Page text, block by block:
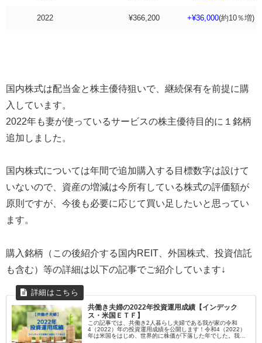
2022 ¥366,200 +¥36,000(約10％増)
国内株式は配当金と株主優待狙いで、継続保有を前提に購
入しています。
2022年も妻が使っているサービスの株主優待目的に１銘柄
追加しました。
国内株式については年間で追加購入する目標数字は設けて
いないので、資産の増減は今所有している株式の評価額が
原則ですが、今後も必要に応じて買い足したいと思ってい
ます。
購入銘柄（この後紹介する国内REIT、外国株式、投資信託
も含む）等の詳細は以下の記事でご紹介しています↓
共働き夫婦の2022年投資運用成績【インデック
ス・米国ＥＴＦ】
この記事では、共働き2人暮らし夫婦である我が家の令和
4（2022）年の投資運用成績を公開します！令和4（2022）
年は米国をはじめ、世界的に株価が下落した年でした。我が